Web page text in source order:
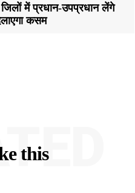
में प्रधान-उपप्रधान लेंगे
कसम
this